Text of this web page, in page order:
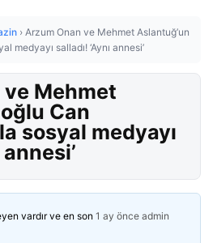
› Arzum Onan ve Mehmet Aslantuğ’un
medyayı salladı! ‘Aynı annesi’
Mehmet
Can
sosyal medyayı
annesi’
vardır ve en son 1 ay önce admin